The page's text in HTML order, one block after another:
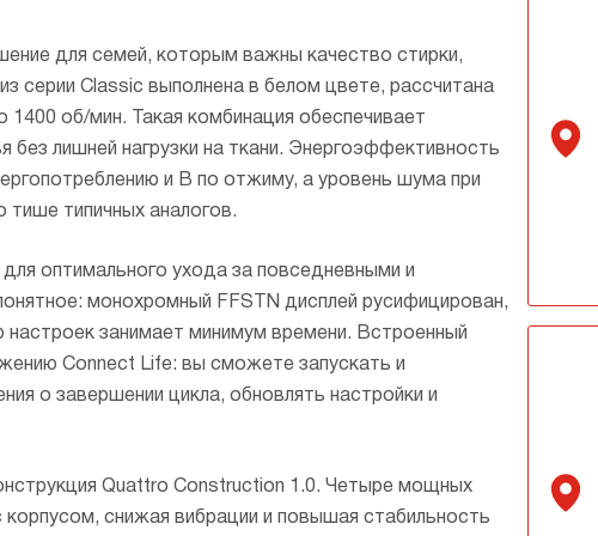
примерно 40 литров за цикл, а
электроэнергии — всего 0,5
для семей, которым важны качество стирки,
серии Classic выполнена в белом цвете, рассчитана
об/мин. Такая комбинация обеспечивает
без лишней нагрузки на ткани. Энергоэффективность
и B по отжиму, а уровень шума при
типичных аналогов.
оптимального ухода за повседневными и
монохромный FFSTN дисплей русифицирован,
занимает минимум времени. Встроенный
Connect Life: вы сможете запускать и
о завершении цикла, обновлять настройки и
Quattro Construction 1.0. Четыре мощных
снижая вибрации и повышая стабильность